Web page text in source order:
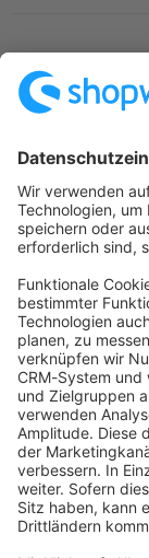
Angetrieben von
Company
Press